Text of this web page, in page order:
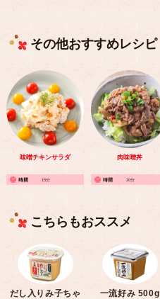
その他おすすめレシピ
味噌チキンサラダ
15分
肉味噌丼
20分
こちらもおススメ
だし入りみ子ちゃ
一流好み 500g